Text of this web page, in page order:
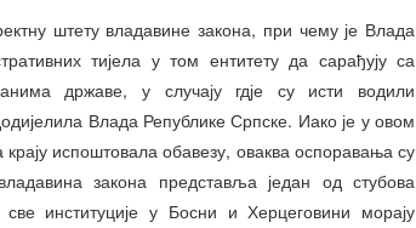
штету владавине закона, при чему је Влада
тијела у том ентитету да сарађују са
државе, у случају гдје су исти водили
Влада Републике Српске. Иако је у овом
испоштовала обавезу, оваква оспоравања су
закона представља један од стубова
институције у Босни и Херцеговини морају